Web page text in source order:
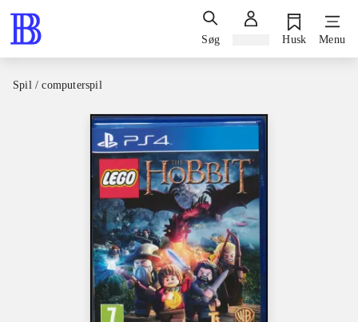
Søg Husk Menu
Spil / computerspil